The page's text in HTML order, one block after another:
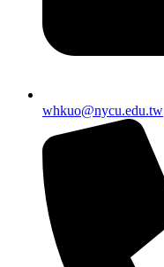
whkuo@nycu.edu.tw